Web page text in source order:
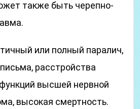
также быть черепно-
или полный паралич,
расстройства
высшей нервной
высокая смертность.